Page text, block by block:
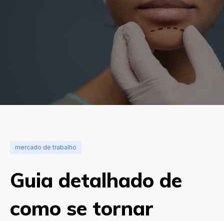
mercado de trabalho
Guia detalhado de
como se tornar